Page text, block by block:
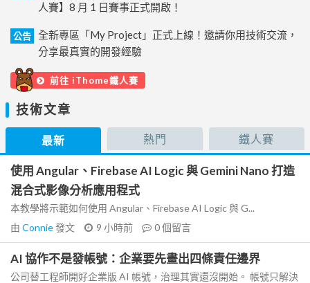
人賽】8 月 1 日賽事正式開啟！
公告
全新專區「My Project」正式上線！邀請你用技術交流，
分享最真實的開發經驗
前往 iThome鐵人賽
技術文章
最新 熱門 鐵人賽
使用 Angular、Firebase AI Logic 與 Gemini Nano 打造
混合式影像分析應用程式
本教學將示範如何使用 Angular、Firebase AI Logic 與 G...
由 Connie發文 9 小時前 0個留言
AI 協作不是發帳號：企業要先畫出四條責任邊界
公司替工程師開好企業版 AI 帳號，治理其實還沒開始。 帳號只解決